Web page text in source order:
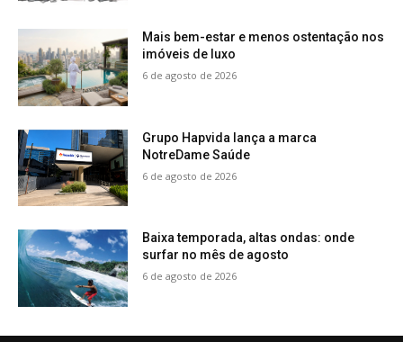
Mais bem-estar e menos ostentação nos
imóveis de luxo
6 de agosto de 2026
Grupo Hapvida lança a marca
NotreDame Saúde
6 de agosto de 2026
Baixa temporada, altas ondas: onde
surfar no mês de agosto
6 de agosto de 2026